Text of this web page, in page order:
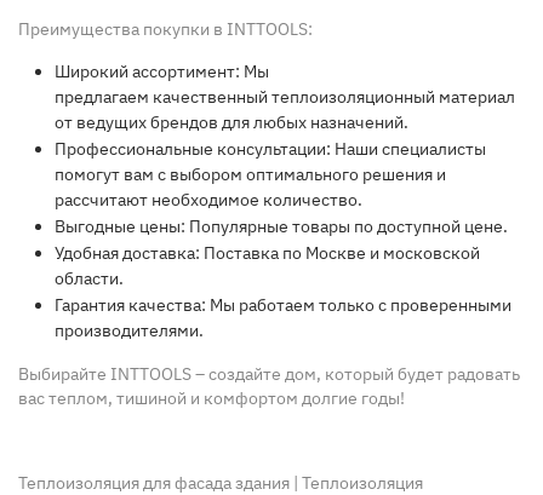
Преимущества покупки в INTTOOLS:
Широкий ассортимент: Мы
предлагаем качественный теплоизоляционный материал
от ведущихбрендов длялюбых назначений.
Профессиональные консультации: Наши специалисты
помогут вам с выбором оптимального решения и
рассчитают необходимое количество.
Выгодные цены: Популярные товары подоступной цене.
Удобная доставка: Поставка по Москве и московской
области.
Гарантия качества: Мы работаем только с проверенными
производителями.
Выбирайте INTTOOLS – создайте дом, который будет радовать
вас теплом, тишиной и комфортом долгие годы!
Теплоизоляция для фасада здания | Теплоизоляция